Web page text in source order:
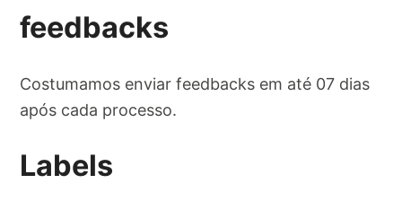
feedbacks
Costumamos enviar feedbacks em até 07 dias
após cada processo.
Labels